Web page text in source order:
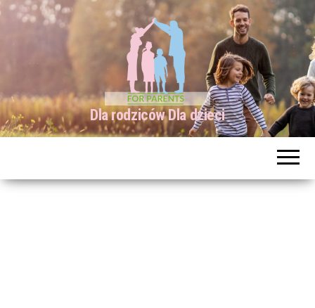
Dla rodziców Dla dzieci